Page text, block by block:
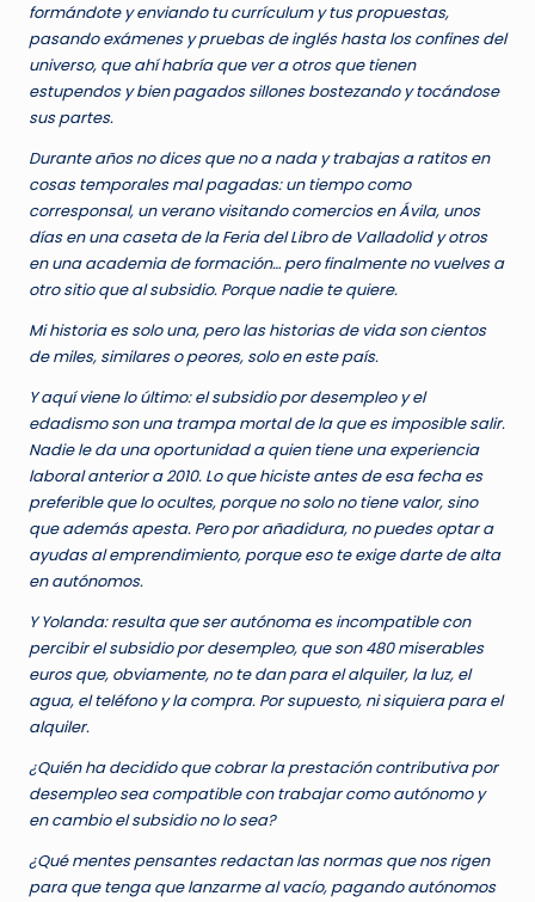
formándote y enviando tu currículum y tus propuestas,
pasando exámenes y pruebas de inglés hasta los confines del
universo, que ahí habría que ver a otros que tienen
estupendos y bien pagados sillones bostezando y tocándose
sus partes.
Durante años no dices que no a nada y trabajas a ratitos en
cosas temporales mal pagadas: un tiempo como
corresponsal, un verano visitando comercios en Ávila, unos
días en una caseta de la Feria del Libro de Valladolid y otros
en una academia de formación… pero finalmente no vuelves a
otro sitio que al subsidio. Porque nadie te quiere.
Mi historia es solo una, pero las historias de vida son cientos
de miles, similares o peores, solo en este país.
Y aquí viene lo último: el subsidio por desempleo y el
edadismo son una trampa mortal de la que es imposible salir.
Nadie le da una oportunidad a quien tiene una experiencia
laboral anterior a 2010. Lo que hiciste antes de esa fecha es
preferible que lo ocultes, porque no solo no tiene valor, sino
que además apesta. Pero por añadidura, no puedes optar a
ayudas al emprendimiento, porque eso te exige darte de alta
en autónomos.
Y Yolanda: resulta que ser autónoma es incompatible con
percibir el subsidio por desempleo, que son 480 miserables
euros que, obviamente, no te dan para el alquiler, la luz, el
agua, el teléfono y la compra. Por supuesto, ni siquiera para el
alquiler.
¿Quién ha decidido que cobrar la prestación contributiva por
desempleo sea compatible con trabajar como autónomo y
en cambio el subsidio no lo sea?
¿Qué mentes pensantes redactan las normas que nos rigen
para que tenga que lanzarme al vacío, pagando autónomos